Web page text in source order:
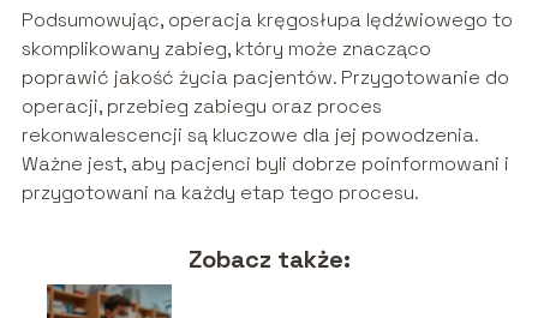
Podsumowując, operacja kręgosłupa lędźwiowego to
skomplikowany zabieg, który może znacząco
poprawić jakość życia pacjentów. Przygotowanie do
operacji, przebieg zabiegu oraz proces
rekonwalescencji są kluczowe dla jej powodzenia.
Ważne jest, aby pacjenci byli dobrze poinformowani i
przygotowani na każdy etap tego procesu.
Zobacz także: